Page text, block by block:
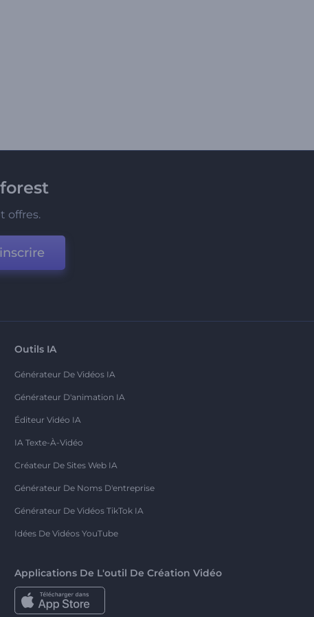
offres.
Outils IA
Générateur De Vidéos IA
Générateur D'animation IA
Éditeur Vidéo IA
IA Texte-À-Vidéo
Créateur De Sites Web IA
Générateur De Noms D'entreprise
Générateur De Vidéos TikTok IA
Idées De Vidéos YouTube
Applications De L'outil De Création Vidéo